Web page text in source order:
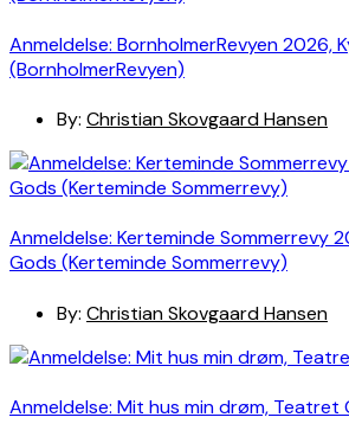
Anmeldelse: BornholmerRevyen 2026,
(BornholmerRevyen)
By: Christian Skovgaard Hansen
Anmeldelse: Kerteminde Sommerrevy
Gods (Kerteminde Sommerrevy)
By: Christian Skovgaard Hansen
Anmeldelse: Mit hus min drøm, Teatret